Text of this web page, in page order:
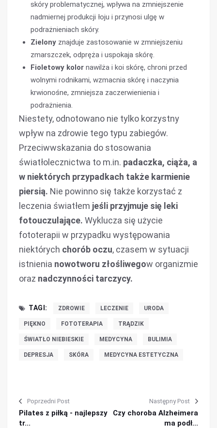
skóry problematycznej, wpływa na zmniejszenie
nadmiernej produkcji łoju i przynosi ulgę w
podrażnieniach skóry.
Zielony znajduje zastosowanie w zmniejszeniu
zmarszczek, odpręża i uspokaja skórę.
Fioletowy kolor nawilża i koi skórę, chroni przed
wolnymi rodnikami, wzmacnia skórę i naczynia
krwionośne, zmniejsza zaczerwienienia i
podrażnienia.
Niestety, odnotowano nie tylko korzystny
wpływ na zdrowie tego typu zabiegów.
Przeciwwskazania do stosowania
światłolecznictwa to m.in. padaczka, ciąża, a
w niektórych przypadkach także karmienie
piersią. Nie powinno się także korzystać z
leczenia światłem jeśli przyjmuje się leki
fotouczulające. Wyklucza się użycie
fototerapii w przypadku występowania
niektórych chorób oczu, czasem w sytuacji
istnienia nowotworu złośliwegow organizmie
oraz nadczynności tarczycy.
TAGI: ZDROWIE LECZENIE URODA
PIĘKNO FOTOTERAPIA TRĄDZIK
ŚWIATŁO NIEBIESKIE MEDYCYNA BULIMIA
DEPRESJA SKÓRA MEDYCYNA ESTETYCZNA
Poprzedni Post
Pilates z piłką - najlepszy
tr...
Następny Post
Czy choroba Alzheimera
ma podł...